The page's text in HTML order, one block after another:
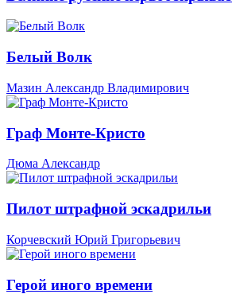
Белый Волк
Мазин Александр Владимирович
Граф Монте-Кристо
Дюма Александр
Пилот штрафной эскадрильи
Корчевский Юрий Григорьевич
Герой иного времени